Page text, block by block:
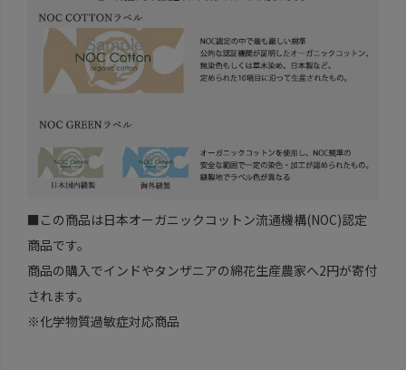
■この商品は日本オーガニックコットン流通機構(NOC)認定
商品です。
商品の購入でインドやタンザニアの綿花生産農家へ2円が寄付
されます。
※化学物質過敏症対応商品